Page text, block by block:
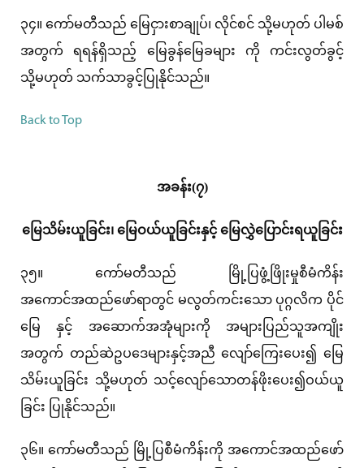
၃၄။ ကော်မတီသည် မြေငှားစာချုပ်၊ လိုင်စင် သို့မဟုတ် ပါမစ်
အတွက် ရရန်ရှိသည့် မြေခွန်မြေခများ ကို ကင်းလွတ်ခွင့်
သို့မဟုတ် သက်သာခွင့်ပြုနိုင်သည်။
Back to Top
အခန်း(၇)
မြေသိမ်းယူခြင်း၊ မြေဝယ်ယူခြင်းနှင့် မြေလွှဲပြောင်းရယူခြင်း
၃၅။ ကော်မတီသည် မြို့ပြဖွံ့ဖြိုးမှုစီမံကိန်း
အကောင်အထည်ဖော်ရာတွင် မလွတ်ကင်းသော ပုဂ္ဂလိက ပိုင်
မြေ နှင့် အဆောက်အအုံများကို အများပြည်သူအကျိုး
အတွက် တည်ဆဲဥပဒေများနှင့်အညီ လျော်ကြေးပေး၍ မြေ
သိမ်းယူခြင်း သို့မဟုတ် သင့်လျော်သောတန်ဖိုးပေး၍ဝယ်ယူ
ခြင်း ပြုနိုင်သည်။
၃၆။ ကော်မတီသည် မြို့ပြစီမံကိန်းကို အကောင်အထည်ဖော်